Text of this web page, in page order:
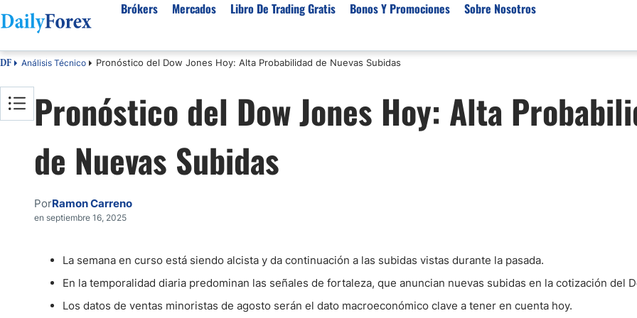
Brókers
España
Argentina
Rep. Dominicana
Mexico
Costa Rica
Guatemala
Cuba
Brokers Regulados
Brokers Para Scalping
Lista de Mejores Prop
Empresas de Fondeo
Mercados
Divisas
EUR/USD
USD/COP
USD/PEN
Todas las Divisas
Materias Primas
Oro (XAU/USD)
Plata (XAG/USD)
Petróleo WTI
Todas las Materias Primas
Indices
Análisis Forex
Señales Forex Gratis
Libro De Trading Gratis Bonos Y Promociones Sobre Nosotros
Sobre Nosotros
Política editorial
Cómo generamos ingresos
Nuestra metodología
Por qué confiar en nosotros
DF Análisis Técnico Pronóstico del Dow Jones Hoy: Alta Probabilidad de Nuevas Subidas
Pronóstico del Dow Jones Hoy: Alta
de Nuevas Subidas
PorRamon Carreno
en septiembre 16, 2025
La semana en curso está siendo alcista y da continuación a las subidas vistas durante la pasada.
En la temporalidad diaria predominan las señales de fortaleza, que anuncian nuevas subidas en la cotización del
Los datos de ventas minoristas de agosto serán el dato macroeconómico clave a tener en cuenta hoy.